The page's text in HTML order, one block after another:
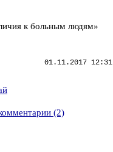
к больным людям»
01.11.2017
(2)